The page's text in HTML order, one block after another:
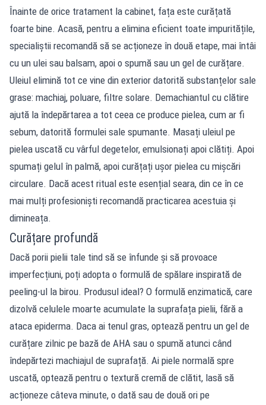
Înainte de orice tratament la cabinet, fața este curățată
foarte bine. Acasă, pentru a elimina eficient toate impuritățile,
specialiștii recomandă să se acționeze în două etape, mai întâi
cu un ulei sau balsam, apoi o spumă sau un gel de curățare.
Uleiul elimină tot ce vine din exterior datorită substanțelor sale
grase: machiaj, poluare, filtre solare. Demachiantul cu clătire
ajută la îndepărtarea a tot ceea ce produce pielea, cum ar fi
sebum, datorită formulei sale spumante. Masați uleiul pe
pielea uscată cu vârful degetelor, emulsionați apoi clătiți. Apoi
spumați gelul în palmă, apoi curățați ușor pielea cu mișcări
circulare. Dacă acest ritual este esențial seara, din ce în ce
mai mulți profesioniști recomandă practicarea acestuia și
dimineața.
Curățare profundă
Dacă porii pielii tale tind să se înfunde și să provoace
imperfecțiuni, poți adopta o formulă de spălare inspirată de
peeling-ul la birou. Produsul ideal? O formulă enzimatică, care
dizolvă celulele moarte acumulate la suprafața pielii, fără a
ataca epiderma. Daca ai tenul gras, optează pentru un gel de
curățare zilnic pe bază de AHA sau o spumă atunci când
îndepărtezi machiajul de suprafață. Ai piele normală spre
uscată, optează pentru o textură cremă de clătit, lasă să
acționeze câteva minute, o dată sau de două ori pe